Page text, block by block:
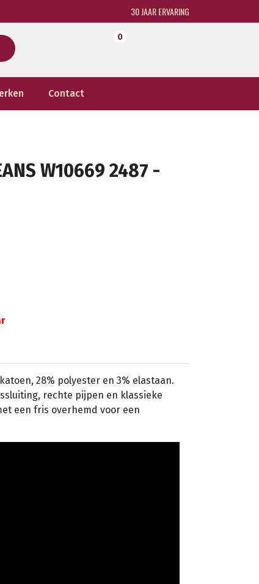
30 JAAR ERVARING
0
Contact
W10669 2487 -
28% polyester en 3% elastaan.
rechte pijpen en klassieke
een fris overhemd voor een